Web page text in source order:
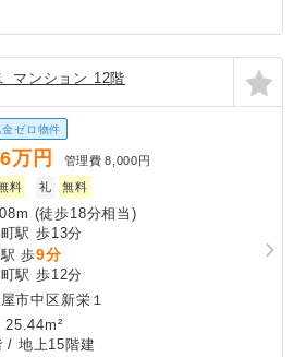
マンション 12階
ゼロ物件
万円 管理費 8,000円
料 礼 無料
(徒歩18分相当)
駅 歩13分
歩9分
駅 歩12分
市中区新栄１
25.44m²
/ 地上15階建